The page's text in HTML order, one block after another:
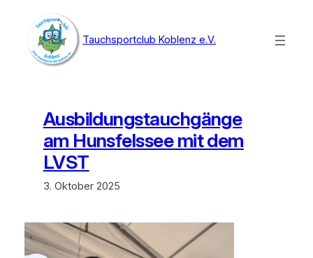
springen
Tauchsportclub Koblenz e.V.
Ausbildungstauchgänge
am Hunsfelssee mit dem
LVST
3. Oktober 2025